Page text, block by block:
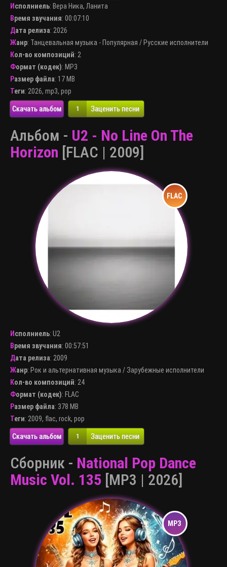
Исполниель: Вера Ника, Ланита
Время звучания: 00:07:10
Дата релиза: 2026
Жанр: Танцевальная музыка - Популярная / Русские исполнители
Кол-во композиций: 2
Формат (кодек): MP3
Размер файла: 17 MB
Теги: 2026, mp3, pop
Скачать альбом 1 Заценить песни
Альбом - U2 - No Line On The
Horizon [FLAC | 2009]
Исполниель: U2
Время звучания: 00:57:51
Дата релиза: 2009
Жанр: Рок и альтернативная музыка / Зарубежные исполнители
Кол-во композиций: 24
Формат (кодек): FLAC
Размер файла: 378 MB
Теги: 2009, flac, rock, pop
Скачать альбом 1 Заценить песни
Сборник - National Pop Dance
Music Vol. 135 [MP3 | 2026]